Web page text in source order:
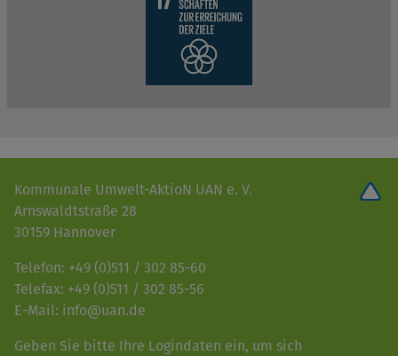
Kommunale Umwelt-AktioN UAN e. V.
Arnswaldtstraße 28
30159 Hannover
Telefon: +49 (0)511 / 302 85-60
Telefax: +49 (0)511 / 302 85-56
E-Mail: info@uan.de
Geben Sie bitte Ihre Logindaten ein, um sich